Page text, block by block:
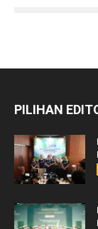
PILIHAN